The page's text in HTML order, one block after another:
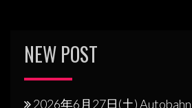
NEW POST
2026年6月27日(土)